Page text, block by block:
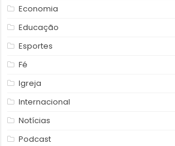
Economia
Educação
Esportes
Fé
Igreja
Internacional
Notícias
Podcast